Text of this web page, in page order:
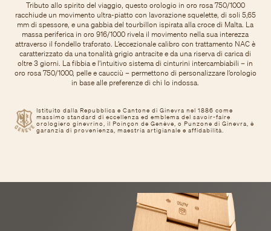
Istituito dalla Repubblica e Cantone di Ginevra nel 1886 come
massimo standard di eccellenza ed emblema del savoir-faire
orologiero ginevrino, il Poinçon de Genève, o Punzone di Ginevra, è
garanzia di provenienza, maestria artigianale e affidabilità.
Tributo allo spirito del viaggio, questo orologio in oro rosa 750/1000
racchiude un movimento ultra-piatto con lavorazione squelette, di soli 5,65
mm di spessore, e una gabbia del tourbillon ispirata alla croce di Malta. La
massa periferica in oro 916/1000 rivela il movimento nella sua interezza
attraverso il fondello traforato. L’eccezionale calibro con trattamento NAC è
caratterizzato da una tonalità grigio antracite e da una riserva di carica di
oltre 3 giorni. La fibbia e l’intuitivo sistema di cinturini intercambiabili – in
oro rosa 750/1000, pelle e caucciù – permettono di personalizzare l’orologio
in base alle preferenze di chi lo indossa.